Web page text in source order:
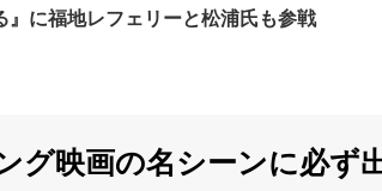
』に福地レフェリーと松浦氏も参戦
グ映画の名シーンに必ず